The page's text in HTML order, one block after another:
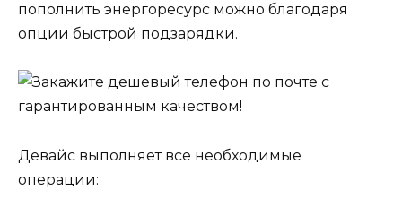
пополнить энергоресурс можно благодаря
опции быстрой подзарядки.
Девайс выполняет все необходимые
операции: